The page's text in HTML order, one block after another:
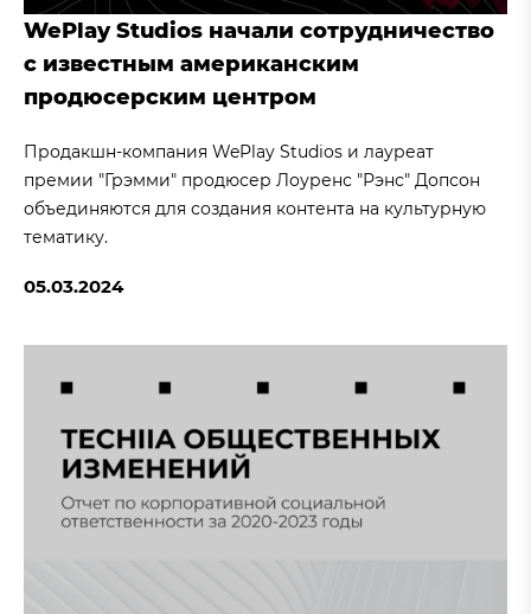
WePlay Studios начали сотрудничество
с известным американским
продюсерским центром
Продакшн-компания WePlay Studios и лауреат
премии "Грэмми" продюсер Лоуренс "Рэнс" Допсон
объединяются для создания контента на культурную
тематику.
05.03.2024